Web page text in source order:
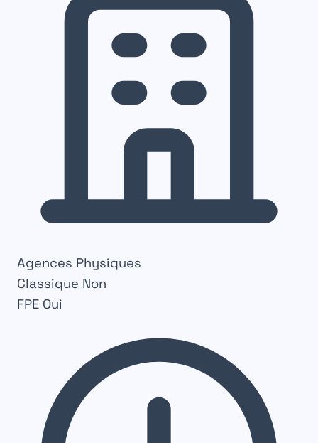
Agences Physiques
Classique Non
FPE Oui